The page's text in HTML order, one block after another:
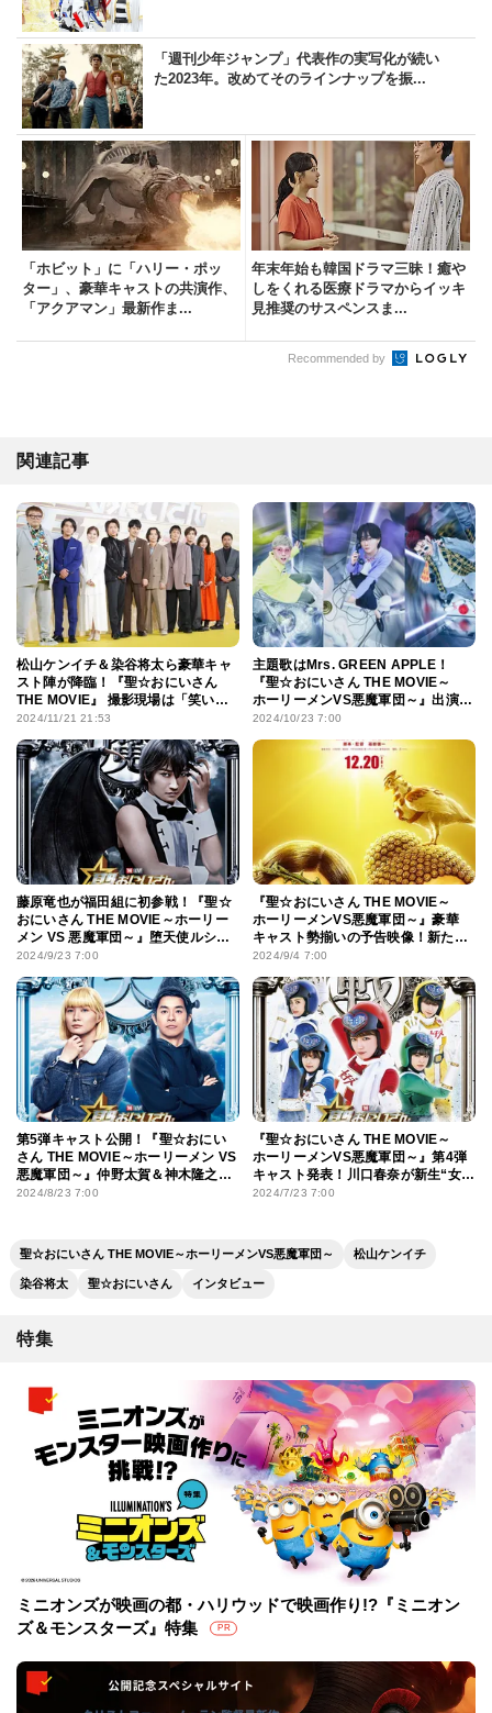
「週刊少年ジャンプ」代表作の実写化が続い
た2023年。改めてそのラインナップを振...
「ホビット」に「ハリー・ポッ
ター」、豪華キャストの共演作、
「アクアマン」最新作ま...
年末年始も韓国ドラマ三昧！癒や
しをくれる医療ドラマからイッキ
見推奨のサスペンスま...
Recommended by
関連記事
松山ケンイチ＆染谷将太ら豪華キャ
スト陣が降臨！『聖☆おにいさん
THE MOVIE』 撮影現場は「笑いっ
ぱなし」「怒涛」と大爆笑
2024/11/21 21:53
主題歌はMrs. GREEN APPLE！
『聖☆おにいさん THE MOVIE～
ホーリーメンVS悪魔軍団～』出演
キャスト紹介の本予告映像も
2024/10/23 7:00
藤原竜也が福田組に初参戦！『聖☆
おにいさん THE MOVIE～ホーリー
メン VS 悪魔軍団～』堕天使ルシ
ファーに
2024/9/23 7:00
『聖☆おにいさん THE MOVIE～
ホーリーメンVS悪魔軍団～』豪華
キャスト勢揃いの予告映像！新たに
山田孝之、ムロツヨシが参戦
2024/9/4 7:00
第5弾キャスト公開！『聖☆おにい
さん THE MOVIE～ホーリーメン VS
悪魔軍団～』仲野太賀＆神木隆之介
出演決定
2024/8/23 7:00
『聖☆おにいさん THE MOVIE～
ホーリーメンVS悪魔軍団～』第4弾
キャスト発表！川口春奈が新生“女
子ーズ”に
2024/7/23 7:00
聖☆おにいさん THE MOVIE～ホーリーメンVS悪魔軍団～ 松山ケンイチ
染谷将太 聖☆おにいさん インタビュー
特集
ミニオンズが映画の都・ハリウッドで映画作り!?『ミニオン
ズ＆モンスターズ』特集
PR